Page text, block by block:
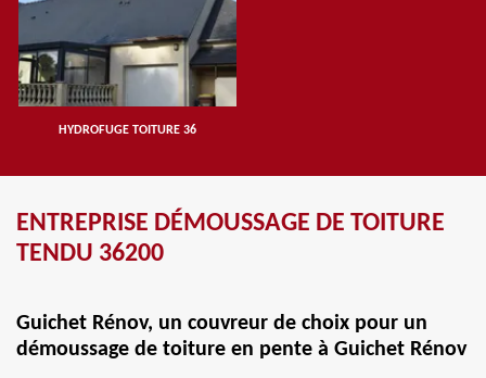
HYDROFUGE TOITURE 36
ENTREPRISE DÉMOUSSAGE DE TOITURE
TENDU 36200
Guichet Rénov, un couvreur de choix pour un
démoussage de toiture en pente à Guichet Rénov